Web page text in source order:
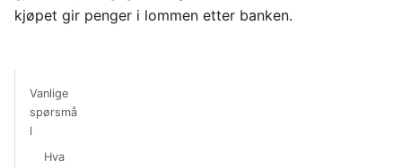
kjøpet gir penger i lommen etter banken.
Vanlige
spørsmå
l
Hva